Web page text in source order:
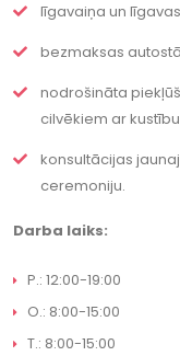
līgavaiņa un
bezmaksas
nodrošināta
cilvēkiem ar
konsultācijas
ceremoniju.
Darba laiks:
P.: 12:00-19:00
O.: 8:00-15:00
T.: 8:00-15:00